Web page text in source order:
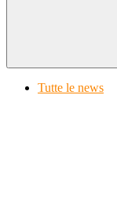
Tutte le news